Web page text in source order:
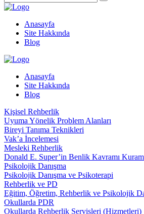
Anasayfa
Site Hakkında
Blog
Anasayfa
Site Hakkında
Blog
Kişisel Rehberlik
Uyuma Yönelik Problem Alanları
Bireyi Tanıma Teknikleri
Vak’a İncelemesi
Mesleki Rehberlik
Donald E. Super’in Benlik Kavramı
Psikolojik Danışma
Psikolojik Danışma ve Psikoterapi
Rehberlik ve PD
Eğitim, Öğretim, Rehberlik ve Psikolojik
Okullarda PDR
Okullarda Rehberlik Servisleri (Hizmetleri)